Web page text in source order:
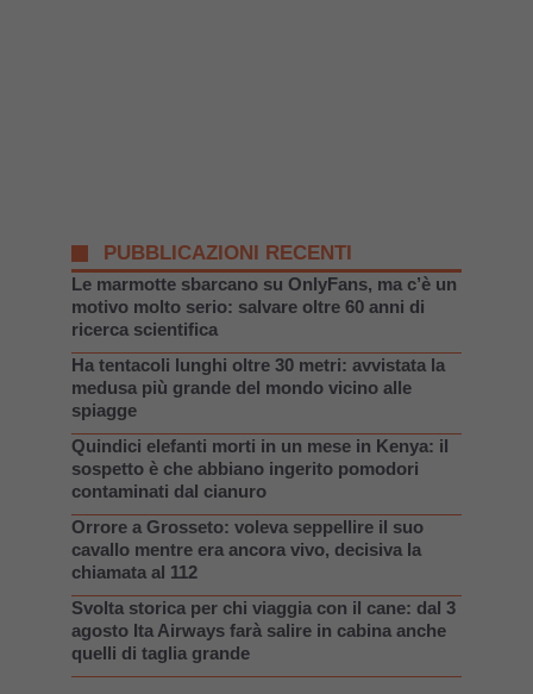
PUBBLICAZIONI RECENTI
Le marmotte sbarcano su OnlyFans, ma c’è un
motivo molto serio: salvare oltre 60 anni di
ricerca scientifica
Ha tentacoli lunghi oltre 30 metri: avvistata la
medusa più grande del mondo vicino alle
spiagge
Quindici elefanti morti in un mese in Kenya: il
sospetto è che abbiano ingerito pomodori
contaminati dal cianuro
Orrore a Grosseto: voleva seppellire il suo
cavallo mentre era ancora vivo, decisiva la
chiamata al 112
Svolta storica per chi viaggia con il cane: dal 3
agosto Ita Airways farà salire in cabina anche
quelli di taglia grande